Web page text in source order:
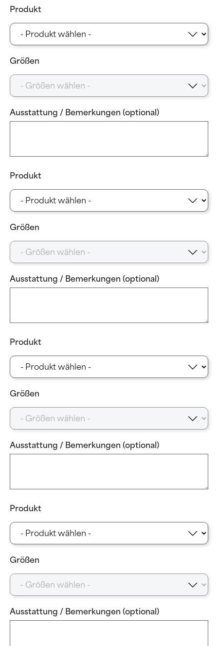
Produkt
Größen
Ausstattung / Bemerkungen (optional)
Produkt
Größen
Ausstattung / Bemerkungen (optional)
Produkt
Größen
Ausstattung / Bemerkungen (optional)
Produkt
Größen
Ausstattung / Bemerkungen (optional)